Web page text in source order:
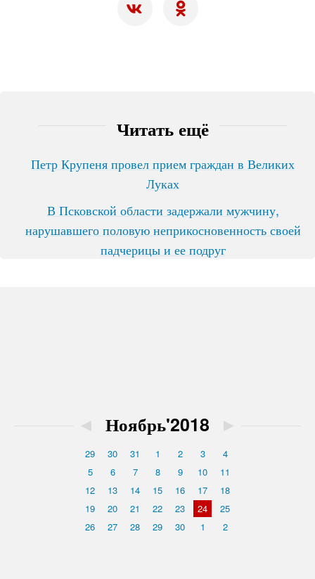
Читать ещё
Петр Крупеня провел прием граждан в Великих
Луках
В Псковской области задержали мужчину,
нарушавшего половую неприкосновенность своей
падчерицы и ее подруг
◄ Ноябрь'2018 ►
29 30 31 1 2 3
4
5
6 7 8 9 10
11
12
13 14 15 16 17
18
19
20 21 22 23 24
25
26
27 28 29 30 1 2